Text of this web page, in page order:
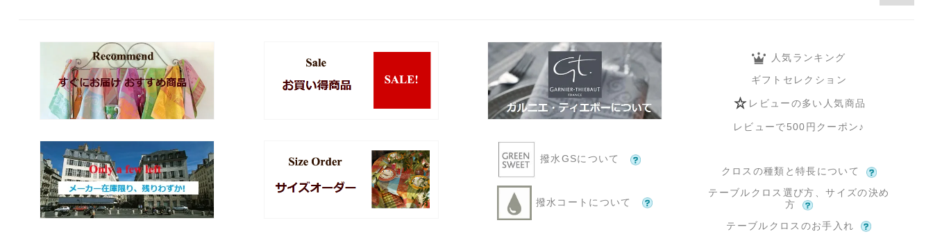
撥水GSについて
撥水コートについて
人気ランキング
ギフトセレクション
レビューの多い人気商品
レビューで500円クーポン♪
クロスの種類と特長について
テーブルクロス選び方、サイズの決め
方
テーブルクロスのお手入れ